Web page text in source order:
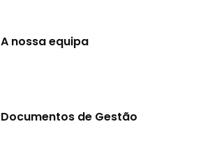
A nossa equipa
Documentos de Gestão